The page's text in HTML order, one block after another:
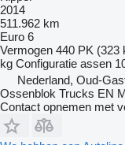
2014
511.962 km
Euro 6
Vermogen 440 PK (323
kg Configuratie assen
Nederland, Oud-
Ossenblok Trucks EN
Contact opnemen met